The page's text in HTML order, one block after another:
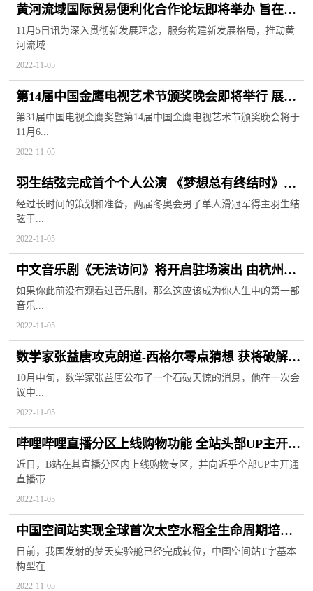
黄河流域国际贸易便利化合作论坛即将举办 旨在加
强跨省区合作
11月5日讯为深入贯彻新发展理念，服务构建新发展格局，推动黄
河流域...
2022-11-05
第14届中国金鹰电视艺术节颁奖晚会即将举行 展现
新时代文化发展
第31届中国电视金鹰奖暨第14届中国金鹰电视艺术节颁奖晚会将于
11月6...
2022-11-05
羽生结弦完成首个个人公演 《梦想总有终结时》挑
战花滑运动极限
经过长时间的策划和准备，两届冬奥会男子单人滑冠军得主羽生结
弦于...
2022-11-05
中文音乐剧《无法访问》将开启驻场演出 由杭州文
化品牌“西戏”出品
如果你此前没有观看过音乐剧，那么这应该成为你人生中的第一部
音乐...
2022-11-05
数学家张益唐攻克朗道-西格尔零点猜想 获将破解百
年来最大数学难题
10月中旬，数学家张益唐公布了一个石破天惊的消息，他在一次会
议中...
2022-11-05
哔哩哔哩直播分区上线购物功能 全站头部UP主开通
直播带货权限
近日，B站在其直播分区内上线购物专区，并向近乎全部UP主开通
直播带...
2022-11-05
中国空间站实现全球首次太空水稻全生命周期培育
将进一步提质增产
日前，我国发射的梦天实验舱已经完成转位，中国空间站T字基本
构型在...
2022-11-05